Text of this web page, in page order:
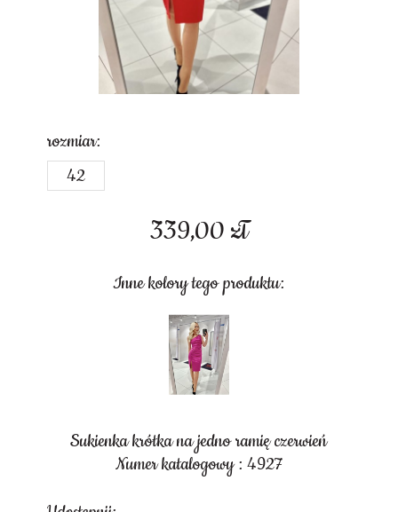
339,00 zł
Inne kolory tego produktu:
rozmiar:
42
Sukienka krótka na jedno ramię czerwień
Numer katalogowy : 4927